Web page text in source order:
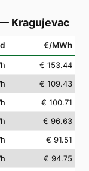
Kragujevac
€/MWh
€ 153.44
€ 109.43
€ 100.71
€ 96.63
€ 91.51
€ 94.75